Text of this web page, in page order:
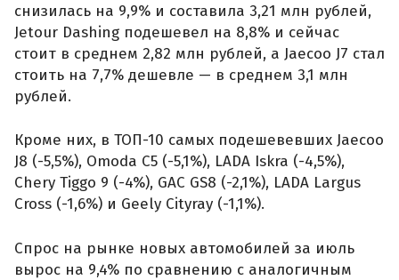
снизилась на 9,9% и составила 3,21 млн рублей,
Jetour Dashing подешевел на 8,8% и сейчас
стоит в среднем 2,82 млн рублей, а Jaecoo J7 стал
стоить на 7,7% дешевле — в среднем 3,1 млн
рублей.
Кроме них, в ТОП-10 самых подешевевших Jaecoo
J8 (-5,5%), Omoda C5 (-5,1%), LADA Iskra (-4,5%),
Chery Tiggo 9 (-4%), GAC GS8 (-2,1%), LADA Largus
Cross (-1,6%) и Geely Cityray (-1,1%).
Спрос на рынке новых автомобилей за июль
вырос на 9,4% по сравнению с аналогичным